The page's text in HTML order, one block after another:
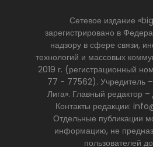
Сетевое издание
зарегистрировано в
надзору в сфере связи,
технологий и массовых
2019 г. (регистрационный
77 - 77562). Учредитель
Лига». Главный редактор
Контакты редакции:
Отдельные публикации
информацию, не
пользователей